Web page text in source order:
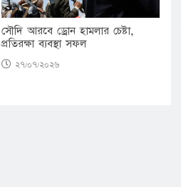
সৌদি আরবে ড্রোন হামলার চেষ্টা,
প্রতিরক্ষা ব্যবস্থা সফল
২৭/০৭/২০২৬